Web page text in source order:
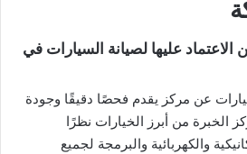
عليها لصيانة السيارات في
عن مركز يقدم فحصًا دقيقًا وجودة
الخبرة من أبرز الخيارات نظرًا
والكهربائية والبرمجة لجميع